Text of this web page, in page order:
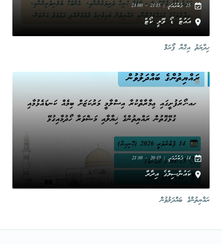
25 ފެބްރުއަރީ | 21:15 - 23:00
އައުޓް ޑޯ ވޮލީ ކޯޓް
ހިދާޔަތު އިޙްޔާ ފޯރަމް
14 ފެބްރުއަރީ | 20:15 - 21:30
ކައުންސިލްގެ އިދާރާ
ރައްޔިތުންގެ ބައްދަލުވުން